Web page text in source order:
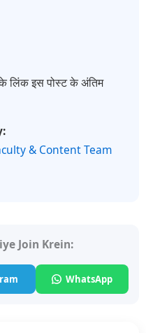
लिंक इस पोस्ट के अंतिम
& Content Team
Join Krein:
WhatsApp